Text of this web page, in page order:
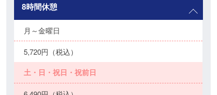
8時間休憩
月～金曜日
5,720円（税込）
土・日・祝日・祝前日